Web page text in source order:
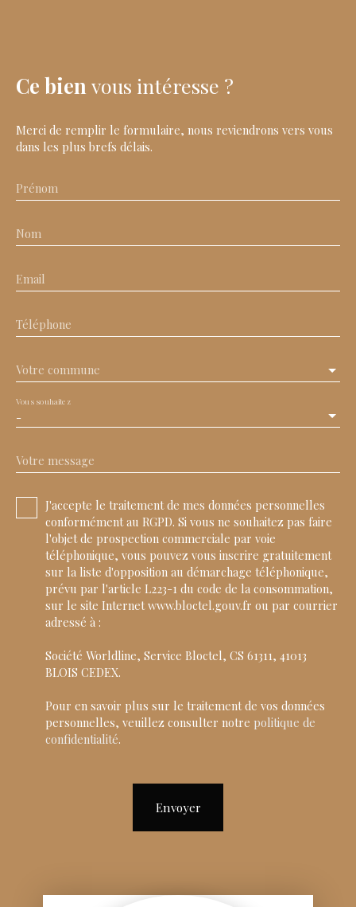
Ce bien vous intéresse ?
Merci de remplir le formulaire, nous reviendrons vers vous
dans les plus brefs délais.
Prénom
Nom
Email
Téléphone
Votre commune
-
Vous souhaitez
Votre message
J'accepte le traitement de mes données personnelles
conformément au RGPD. Si vous ne souhaitez pas faire
l'objet de prospection commerciale par voie
téléphonique, vous pouvez vous inscrire gratuitement
sur la liste d'opposition au démarchage téléphonique,
prévu par l'article L223-1 du code de la consommation,
sur le site Internet www.bloctel.gouv.fr ou par courrier
adressé à :
Société Worldline, Service Bloctel, CS 61311, 41013
BLOIS CEDEX.
Pour en savoir plus sur le traitement de vos données
personnelles, veuillez consulter notre politique de
confidentialité.
Envoyer